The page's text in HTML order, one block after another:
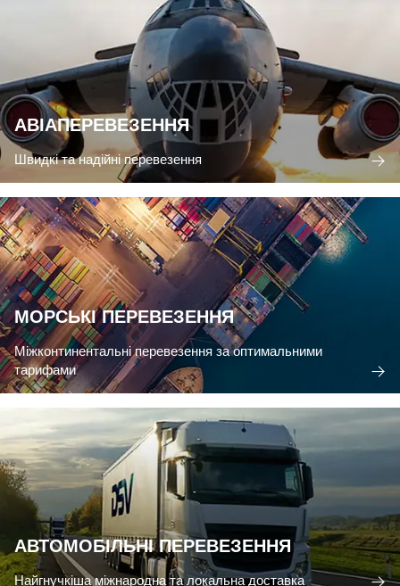
АВІАПЕРЕВЕЗЕННЯ
Швидкі та надійні перевезення
МОРСЬКІ ПЕРЕВЕЗЕННЯ
Міжконтинентальні перевезення за оптимальними
тарифами
АВТОМОБІЛЬНІ ПЕРЕВЕЗЕННЯ
Найгнучкіша міжнародна та локальна доставка